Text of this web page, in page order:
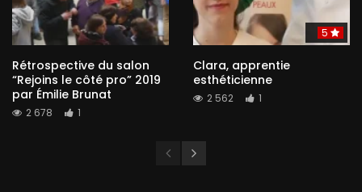
Rétrospective du salon
“Rejoins le côté pro” 2019
par Émilie Brunat
2 678 1
5
Clara, apprentie
esthéticienne
2 562 1